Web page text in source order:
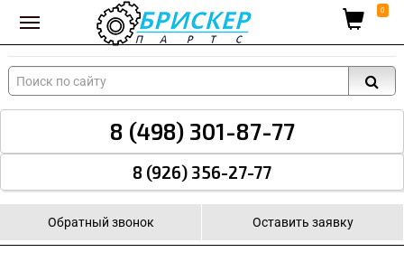
Вход для поставщиков 0
8 (498) 301-87-77
8 (926) 356-27-77
Обратный звонок Оставить заявку